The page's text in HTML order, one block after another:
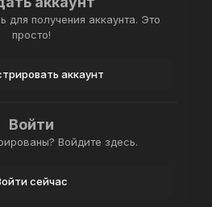
для получения аккаунта. Это
просто!
аккаунт
Войти
Войдите здесь.
сейчас